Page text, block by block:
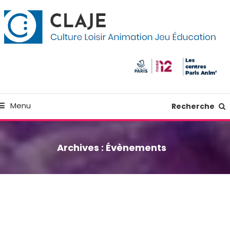
Menu Recherche
Archives : Évènements